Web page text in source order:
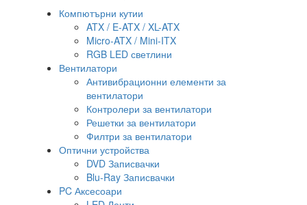
Компютърни кутии
ATX / E-ATX / XL-ATX
Micro-ATX / Mini-ITX
RGB LED светлини
Вентилатори
Антивибрационни елементи за
вентилатори
Контролери за вентилатори
Решетки за вентилатори
Филтри за вентилатори
Оптични устройства
DVD Записвачки
Blu-Ray Записвачки
PC Аксесоари